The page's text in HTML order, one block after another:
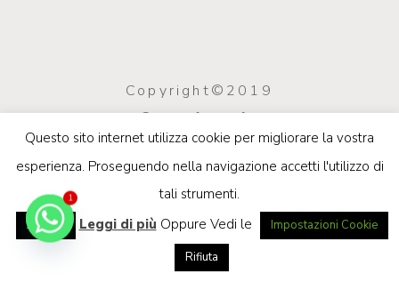
Copyright©2019
Saco Arreda
info@sacoarreda.com| P.IVA
03923970549
Privacy e Cookie Policy
Questo sito internet utilizza cookie per migliorare la vostra
esperienza. Proseguendo nella navigazione accetti l'utilizzo di
tali strumenti.
Accetta Leggi di più Oppure Vedi le
Impostazioni Cookie
Rifiuta
1